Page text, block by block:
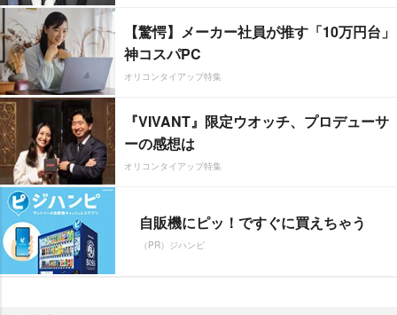
【驚愕】メーカー社員が推す「10万円台」
神コスパPC
オリコンタイアップ特集
『VIVANT』限定ウオッチ、プロデューサ
ーの感想は
オリコンタイアップ特集
自販機にピッ！ですぐに買えちゃう
（PR）ジハンピ